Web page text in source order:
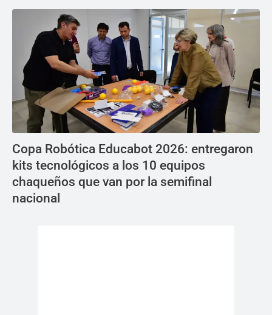
Copa Robótica Educabot 2026: entregaron
kits tecnológicos a los 10 equipos
chaqueños que van por la semifinal
nacional